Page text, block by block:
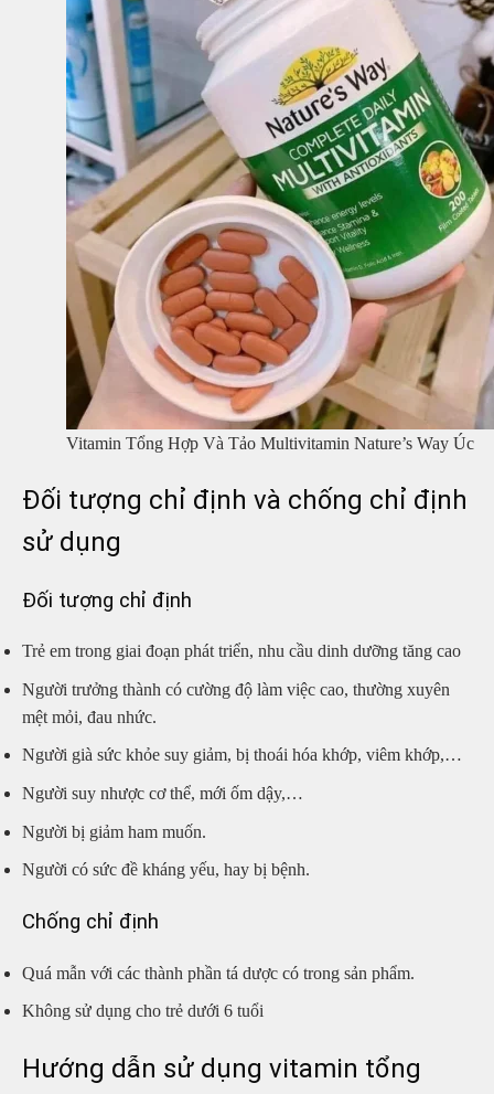
Vitamin Tổng Hợp Và Tảo Multivitamin Nature’s Way Úc
Đối tượng chỉ định và chống chỉ định
sử dụng
Đối tượng chỉ định
Trẻ em trong giai đoạn phát triển, nhu cầu dinh dưỡng tăng cao
Người trưởng thành có cường độ làm việc cao, thường xuyên
mệt mỏi, đau nhức.
Người già sức khỏe suy giảm, bị thoái hóa khớp, viêm khớp,…
Người suy nhược cơ thể, mới ốm dậy,…
Người bị giảm ham muốn.
Người có sức đề kháng yếu, hay bị bệnh.
Chống chỉ định
Quá mẫn với các thành phần tá dược có trong sản phẩm.
Không sử dụng cho trẻ dưới 6 tuổi
Hướng dẫn sử dụng vitamin tổng